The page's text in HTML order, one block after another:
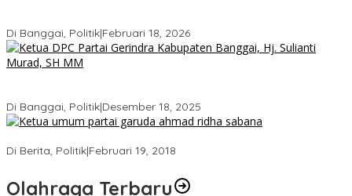
Di Banggai, Politik|Februari 18, 2026
Di Banggai, Politik|Desember 18, 2025
Di Berita, Politik|Februari 19, 2018
Olahraga Terbaru